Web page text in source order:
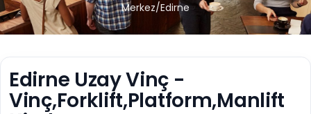
Merkez/Edirne
Edirne Uzay Vinç -
Vinç,Forklift,Platform,Manlift